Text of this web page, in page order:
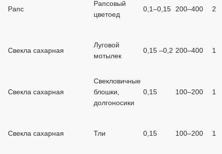
Рапс
Рапсовый
цветоед
0,1–0,15 200–400 2
Свекла сахарная
Луговой
мотылек
0,15 –0,2 200–400 1
Свекла сахарная
Свекловичные
блошки,
долгоносики
0,15 100–200 1
Свекла сахарная Тли 0,15 100–200 1